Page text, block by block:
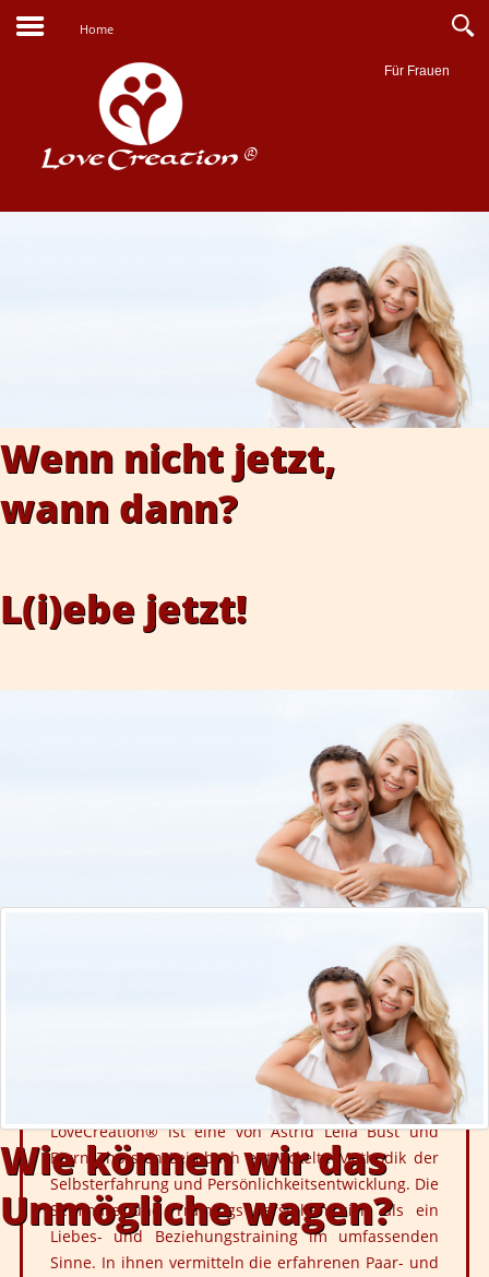
Home
Für Frauen
Suche
Wenn nicht jetzt,
wann dann?
L(i)ebe jetzt!
Wie können wir das
Unmögliche wagen?
Das Liebes-
und Beziehungstraining
LoveCreation® ist eine vonAstrid Leila Bustund
Bjørn Thorsten Leimbach entwickelte Methodik der
Selbsterfahrung und Persönlichkeitsentwicklung. Die
Seminare und Trainings verstehen sich als ein
Liebes- und Beziehungstraining im umfassenden
Sinne. In ihnen vermitteln die erfahrenen Paar- und